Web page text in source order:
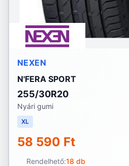
NEXEN
N'FERA SPORT
255/30R20
Nyári gumi
XL
58 590 Ft
Rendelhető:18 db